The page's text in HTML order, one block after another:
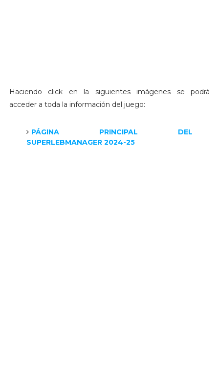
Haciendo click en la siguientes imágenes se podrá
acceder a toda la información del juego:
PÁGINA PRINCIPAL DEL
SUPERLEBMANAGER 2024-25